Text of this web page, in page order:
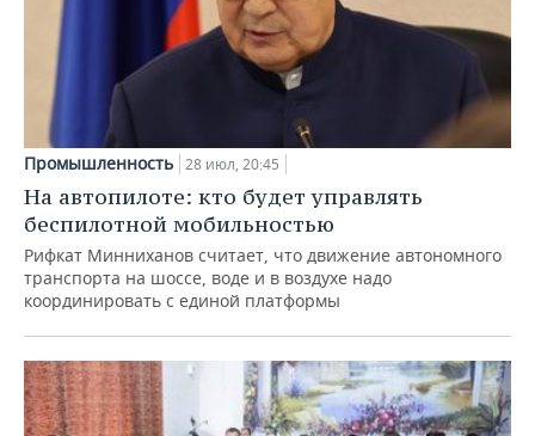
Промышленность 28 июл, 20:45
На автопилоте: кто будет управлять
беспилотной мобильностью
Рифкат Минниханов считает, что движение автономного
транспорта на шоссе, воде и в воздухе надо
координировать с единой платформы